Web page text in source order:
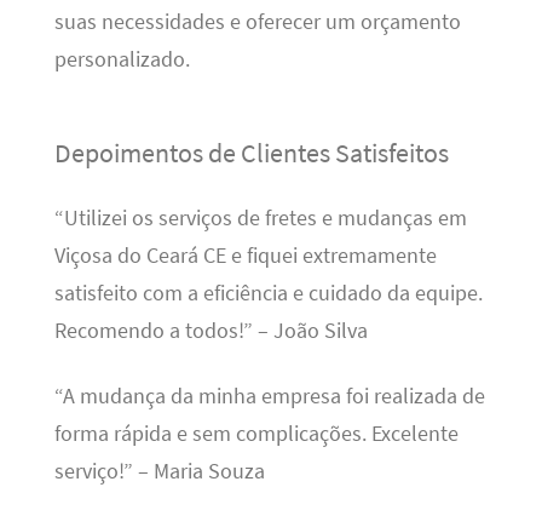
suas necessidades e oferecer um orçamento
personalizado.
Depoimentos de Clientes Satisfeitos
“Utilizei os serviços de fretes e mudanças em
Viçosa do Ceará CE e fiquei extremamente
satisfeito com a eficiência e cuidado da equipe.
Recomendo a todos!” – João Silva
“A mudança da minha empresa foi realizada de
forma rápida e sem complicações. Excelente
serviço!” – Maria Souza